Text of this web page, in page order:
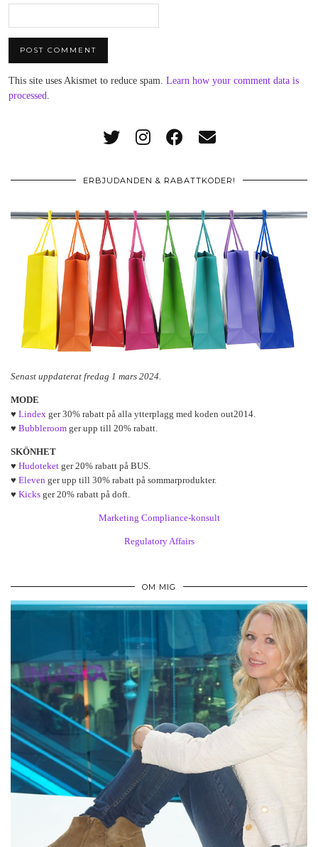
This site uses Akismet to reduce spam. Learn how your comment data is
processed.
ERBJUDANDEN & RABATTKODER!
Senast uppdaterat fredag 1 mars 2024.
MODE
♥ Lindex ger 30% rabatt på alla ytterplagg med koden out2014.
♥ Bubbleroom ger upp till 20% rabatt.
SKÖNHET
♥ Hudoteket ger 20% rabatt på BUS.
♥ Eleven ger upp till 30% rabatt på sommarprodukter.
♥ Kicks ger 20% rabatt på doft.
Marketing Compliance-konsult
Regulatory Affairs
OM MIG